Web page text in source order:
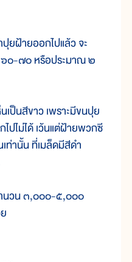
ฝ้ายออกไปแล้ว จะ
๖๐-๗๐ หรือประมาณ ๒
นสีขาว เพราะมีขนปุย
ปไม่ได้ เว้นแต่ฝ้ายพวกซี
ท่านั้น ที่เมล็ดมีสีดำ
นวน ๓,๐๐๐-๕,๐๐๐